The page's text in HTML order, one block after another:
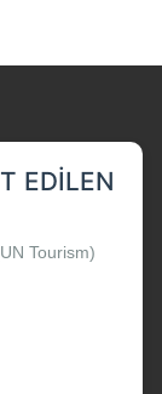
EDILEN
Tourism)